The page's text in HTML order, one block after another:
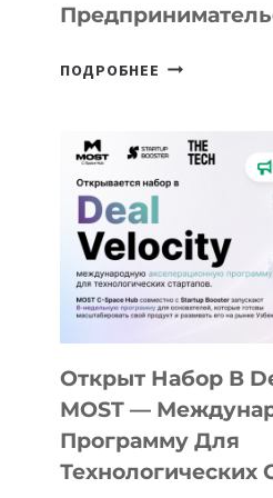
ПОДРОБНЕЕ ОТ
АЛМАТЫ:
КАК
AI
YOUTH
CAMP
ДАЛ
30
ПОДРОСТКАМ
БИЛЕТ
В
Открыт Набор В
MOST —
Программу Для
Технологических